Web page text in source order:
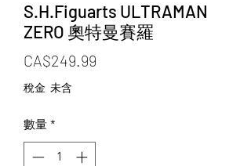
S.H.Figuarts ULTRAMAN
ZERO 奧特曼賽羅
CA$249.99
稅金 未含
數量 *